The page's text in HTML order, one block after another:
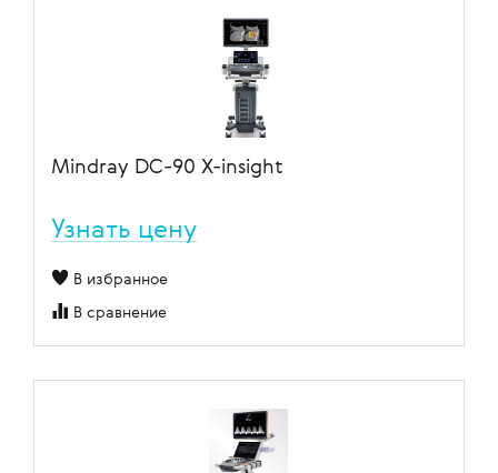
Mindray DC-90 X-insight
Узнать цену
В избранное
В сравнение